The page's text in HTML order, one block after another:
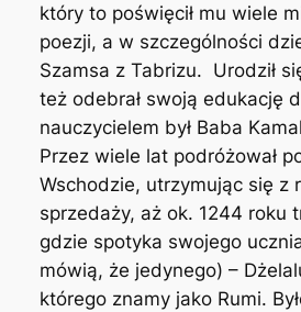
który to poświęcił mu wiele
poezji, a w szczególności
Szamsa z Tabrizu. Urodził
też odebrał swoją edukację
nauczycielem był Baba
Przez wiele lat podróżował
Wschodzie, utrzymując się z
sprzedaży, aż ok. 1244 roku
gdzie spotyka swojego
mówią, że jedynego) –
którego znamy jako Rumi.